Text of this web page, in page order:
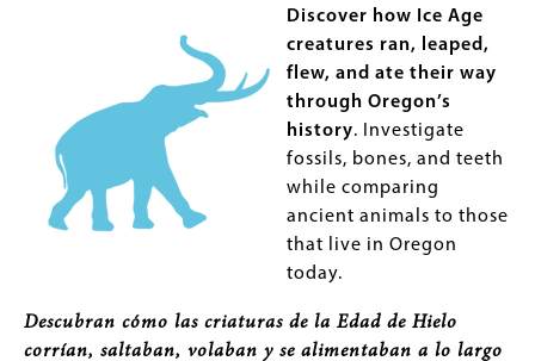
Discover how Ice Age
creatures ran, leaped,
flew, and ate their way
through Oregon’s
history. Investigate
fossils, bones, and teeth
while comparing
ancient animals to those
that live in Oregon
today.
Descubran cómo las criaturas de la Edad de Hielo
corrían, saltaban, volaban y se alimentaban a lo largo